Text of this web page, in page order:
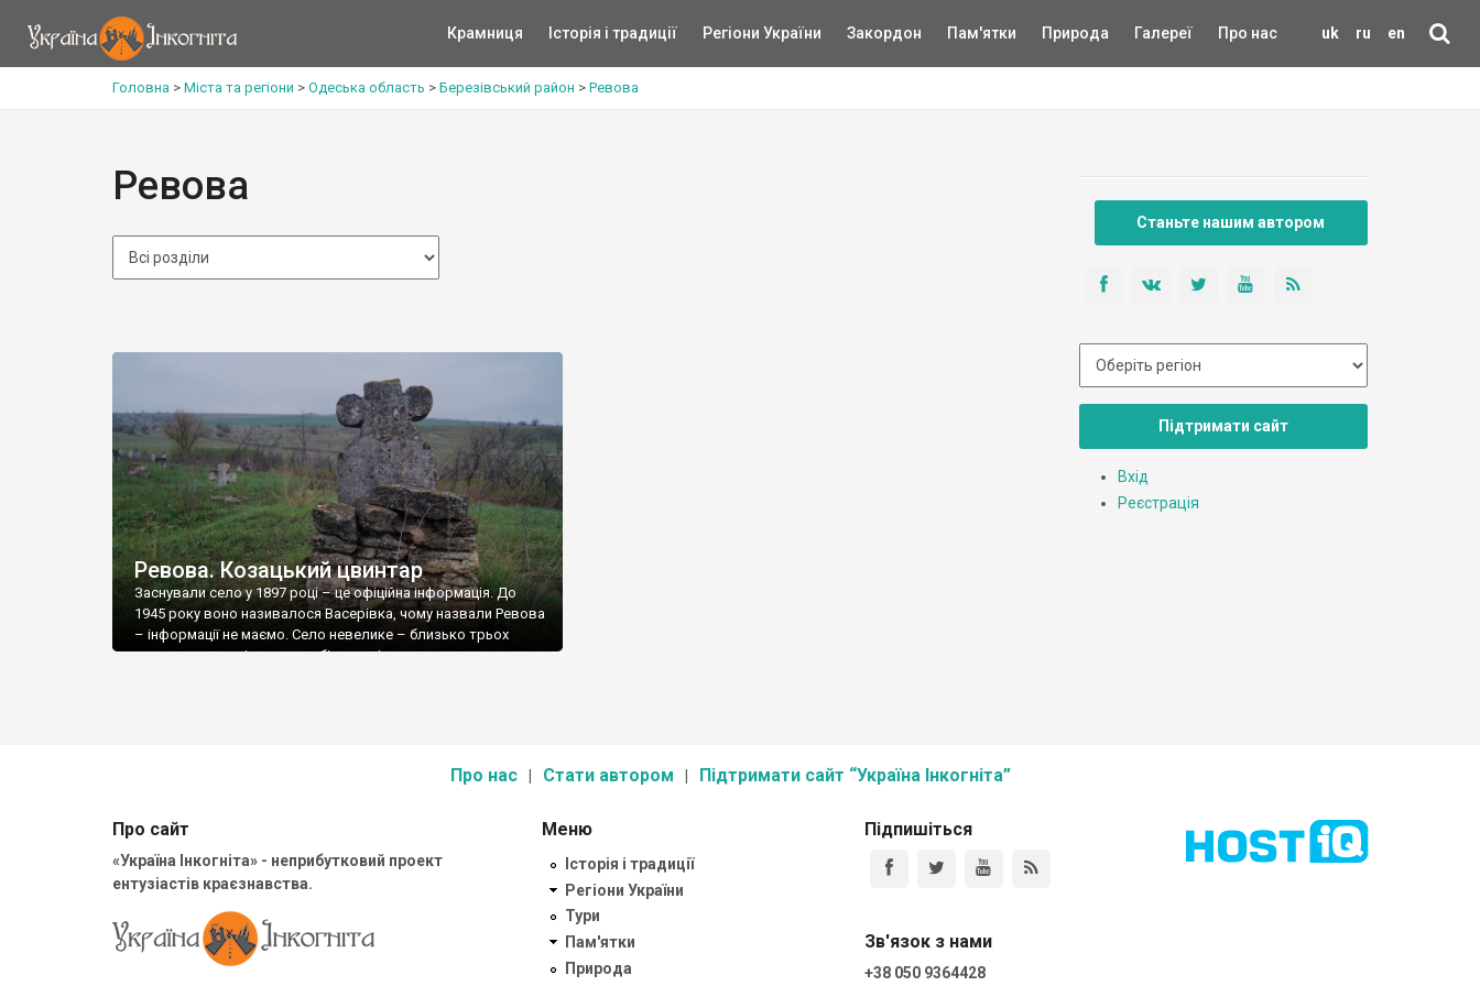
uk ru en
Крамниця Історія і традиції Регіони України Закордон Пам'ятки Природа Галереї Про нас
Головна > Міста та регіони > Одеська область > Березівський район > Ревова
Ревова
Ревова. Козацький цвинтар
Заснували село у 1897 році – це офіційна інформація. До
1945 року воно називалося Васерівка, чому назвали Ревова
– інформації не маємо. Село невелике – близько трьох
сотень мешканців, але нам більше цікаве не саме село, а
Станьте нашим автором
Підтримати сайт
Вхід
Реєстрація
Про нас Стати автором Підтримати сайт “Україна Інкогніта”
Про сайт
«Україна Інкогніта» - неприбутковий проект
ентузіастів краєзнавства.
Меню
Історія і традиції
Регіони України
Тури
Пам'ятки
Природа
Підпишіться
Зв'язок з нами
+38 050 9364428